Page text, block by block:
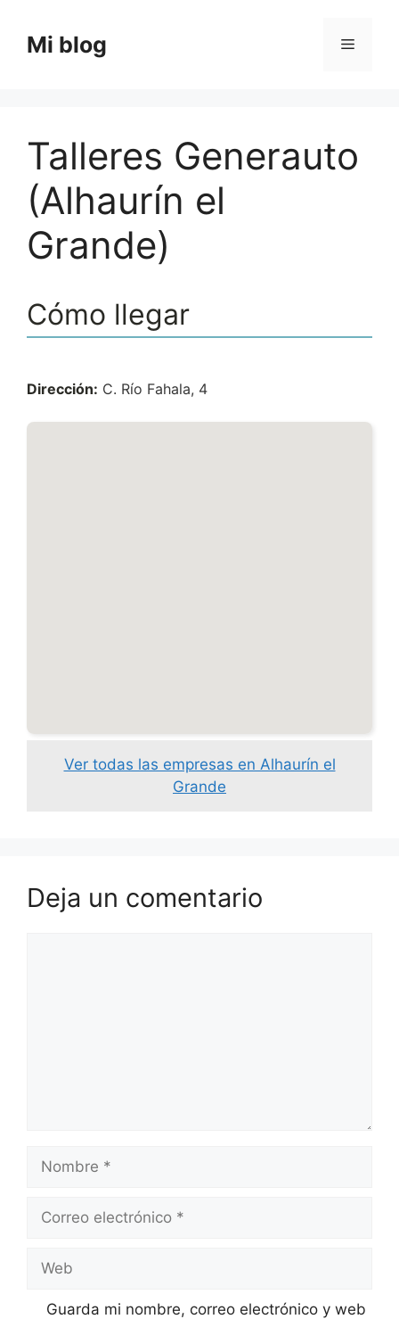
contenido
Mi blog Menú
Talleres Generauto
(Alhaurín el
Grande)
Cómo llegar
Dirección: C. Río Fahala, 4
Ver todas las empresas en Alhaurín el
Grande
Deja un comentario
Nombre
Correo
Web
Guarda mi nombre, correo electrónico y web